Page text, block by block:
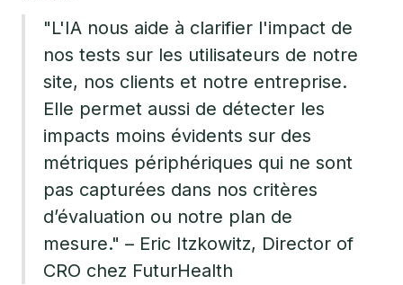
"L'IA nous aide à clarifier l'impact de
nos tests sur les utilisateurs de notre
site, nos clients et notre entreprise.
Elle permet aussi de détecter les
impacts moins évidents sur des
métriques périphériques qui ne sont
pas capturées dans nos critères
d’évaluation ou notre plan de
mesure." – Eric Itzkowitz, Director of
CRO chez FuturHealth